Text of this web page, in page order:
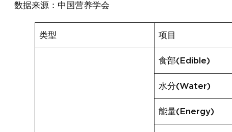
数据来源：中国营养学会
类型 项目
食部(Edible)
水分(Water)
能量(Energy)